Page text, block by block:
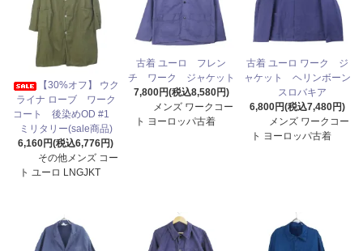
【30%オフ】 ウク
ライナ ローブ ワーク
コート 後染めOD #1
ミリタリー(sale商品)
6,160円(税込6,776円)
その他メンズ コー
ト ユーロ LNGJKT
古着 ユーロ フレン
チ ワーク ジャケット
7,800円(税込8,580円)
メンズ ワークコー
ト ヨーロッパ古着
古着 ユーロ ワーク ジ
ャケット ヘリンボーン
スロバキア
6,800円(税込7,480円)
メンズ ワークコー
ト ヨーロッパ古着